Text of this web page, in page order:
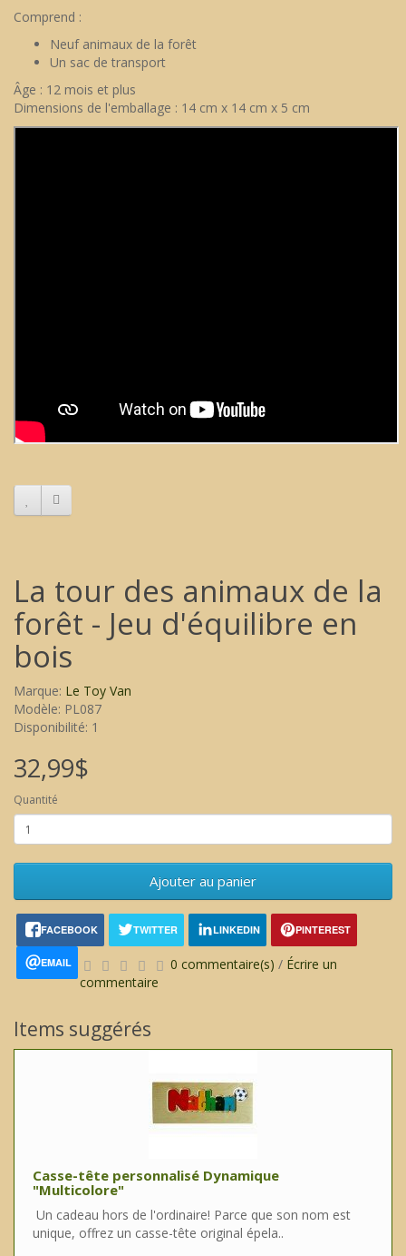
Comprend :
Neuf animaux de la forêt
Un sac de transport
Âge : 12 mois et plus
Dimensions de l'emballage : 14 cm x 14 cm x 5 cm
La tour des animaux de la
forêt - Jeu d'équilibre en
bois
Marque: Le Toy Van
Modèle: PL087
Disponibilité: 1
32,99$
Quantité
Ajouter au panier
FACEBOOK TWITTER LINKEDIN PINTEREST
EMAIL 0 commentaire(s) / Écrire un
commentaire
Items suggérés
Casse-tête personnalisé Dynamique
"Multicolore"
Un cadeau hors de l'ordinaire! Parce que son nom est
unique, offrez un casse-tête original épela..